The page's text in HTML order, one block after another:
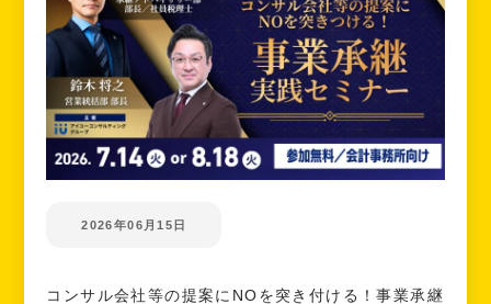
2026年06月15日
コンサル会社等の提案にNOを突き付ける！事業承継